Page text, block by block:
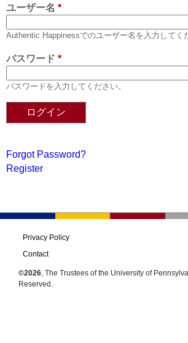
に
移
ユーザー名 *
Authentic Happinessでのユーザー名を入力してく
パスワード *
パスワードを入力してください。
Forgot Password?
Register
Privacy Policy
Contact
©2026, The Trustees of the University of
Reserved.